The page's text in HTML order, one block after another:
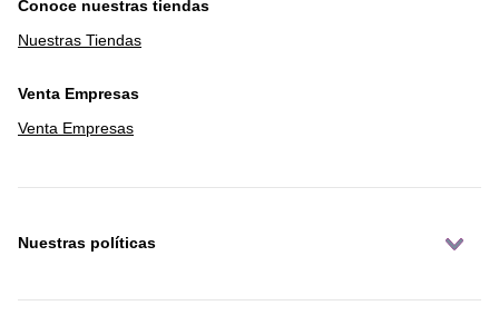
Conoce nuestras tiendas
Nuestras Tiendas
Venta Empresas
Venta Empresas
Nuestras políticas